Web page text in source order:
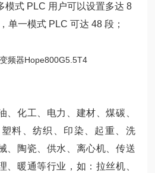
模式 PLC 用户可以设置多达 8
单一模式 PLC 可达 48 段；
、化工、电力、建材、煤碳、
料、纺织、印染、起重、洗
、陶瓷、供水、离心机、传送
、暖通等行业，如：拉丝机、